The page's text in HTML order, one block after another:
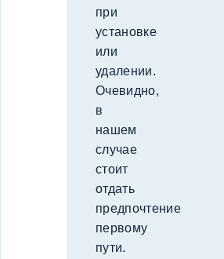
при
установке
или
удалении.
Очевидно,
в
нашем
случае
стоит
отдать
предпочтение
первому
пути.